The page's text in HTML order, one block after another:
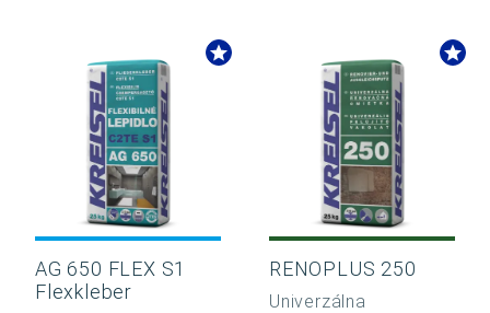
AG 650 FLEX S1
Flexkleber
RENOPLUS 250
Univerzálna